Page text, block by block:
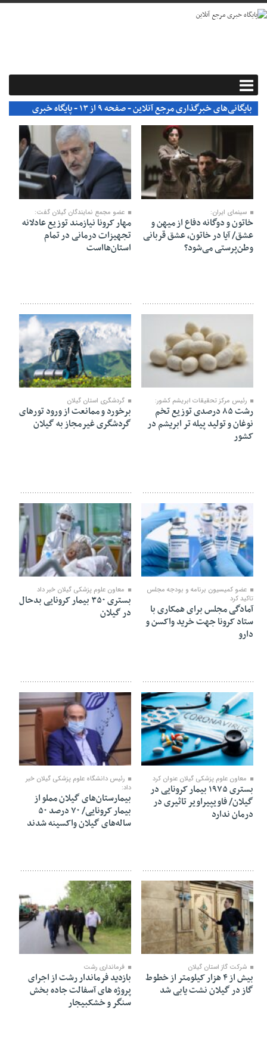
بایگانی‌های خبرگذاری مرجع آنلاین - صفحه ۹ از ۱۳ - پایگاه خبری
مرجع آنلاین
سینمای ایران:
خاتون و دوگانه دفاع از میهن‌ و
عشق/ آیا در خاتون، عشق قربانی
وطن‌پرستی می‌شود؟
۲۳ مرداد ۱۴۰۰
عضو مجمع نمایندگان گیلان گفت:
مهار کرونا نیازمند توزیع عادلانه
تجهیزات درمانی در تمام
استان‌هااست
رئیس مرکز تحقیقات ابریشم کشور:
رشت ۸۵ درصدی توزیع تخم
نوغان و تولید پیله تر ابریشم در
کشور
۲۳ مرداد ۱۴۰۰
گردشگری استان گیلان
برخورد و ممانعت از ورود تورهای
گردشگری غیرمجاز به گیلان
۲۳ مرداد ۱۴۰۰
عضو کمیسیون برنامه و بودجه مجلس
تاکید کرد
آمادگی مجلس برای همکاری با
ستاد کرونا جهت خرید واکسن و
دارو
۲۳ مرداد ۱۴۰۰
معاون علوم پزشکی گیلان خبر داد
بستری ۳۵۰ بیمار کرونایی بدحال
در گیلان
۲۳ مرداد ۱۴۰۰
معاون علوم پزشکی گیلان عنوان کرد
بستری ۱۹۷۵ بیمار کرونایی در
گیلان/ فاویپیراویر تاثیری در
درمان ندارد
رئیس دانشگاه علوم پزشکی گیلان خبر
داد:
بیمارستان‌های گیلان مملو از
بیمار کرونایی/ ۷۰ درصد ۵۰
ساله‌های گیلان واکسینه شدند
۲۳ مرداد ۱۴۰۰
شرکت گاز استان گیلان
بیش از ۴ هزار کیلومتر از خطوط
گاز در گیلان نشت یابی شد
۲۳ مرداد ۱۴۰۰
فرمانداری رشت
بازدید فرماندار رشت از اجرای
پروژه های آسفالت جاده بخش
سنگر و خشکبیجار